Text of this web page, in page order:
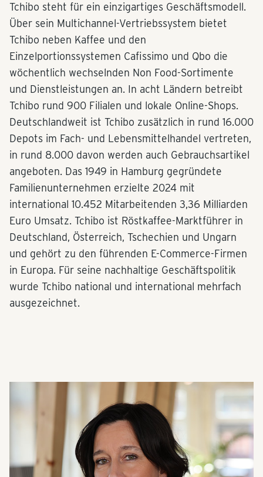
Tchibo steht für ein einzigartiges Geschäftsmodell.
Über sein Multichannel-Vertriebssystem bietet
Tchibo neben Kaffee und den
Einzelportionssystemen Cafissimo und Qbo die
wöchentlich wechselnden Non Food-Sortimente
und Dienstleistungen an. In acht Ländern betreibt
Tchibo rund 900 Filialen und lokale Online-Shops.
Deutschlandweit ist Tchibo zusätzlich in rund 16.000
Depots im Fach- und Lebensmittelhandel vertreten,
in rund 8.000 davon werden auch Gebrauchsartikel
angeboten. Das 1949 in Hamburg gegründete
Familienunternehmen erzielte 2024 mit
international 10.452 Mitarbeitenden 3,36 Milliarden
Euro Umsatz. Tchibo ist Röstkaffee-Marktführer in
Deutschland, Österreich, Tschechien und Ungarn
und gehört zu den führenden E-Commerce-Firmen
in Europa. Für seine nachhaltige Geschäftspolitik
wurde Tchibo national und international mehrfach
ausgezeichnet.